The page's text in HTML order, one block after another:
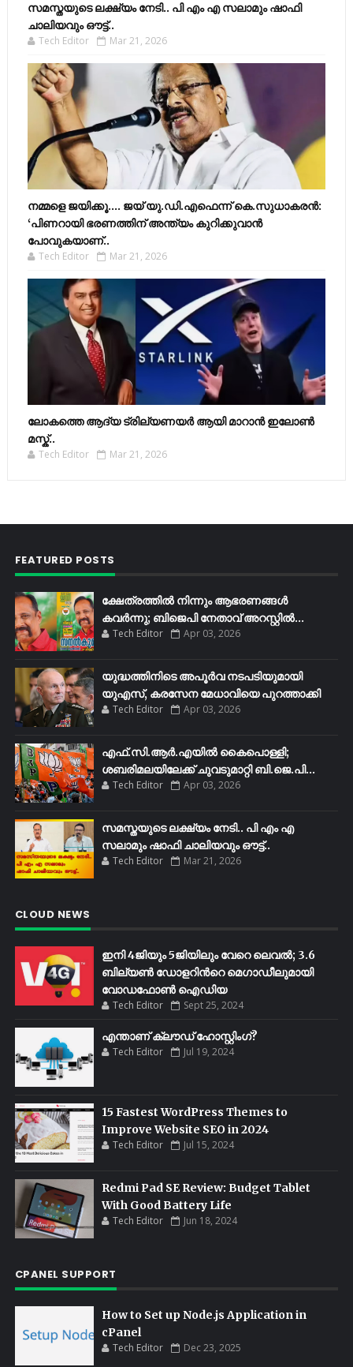
സമസ്തയുടെ ലക്ഷ്യം നേടി.. പി എം എ സലാമും ഷാഫി
ചാലിയവും ഔട്ട്..
Tech Editor Mar 21, 2026
നമ്മളെ ജയിക്കൂ.... ജയ് യു.ഡി.എഫെന്ന് കെ.സുധാകരൻ:
‘പിണറായി ഭരണത്തിന് അന്ത്യം കുറിക്കുവാൻ
പോവുകയാണ്..
Tech Editor Mar 21, 2026
ലോകത്തെ ആദ്യ ട്രില്യണയർ ആയി മാറാൻ ഇലോൺ
മസ്ക്..
Tech Editor Mar 21, 2026
FEATURED POSTS
ക്ഷേത്രത്തിൽ നിന്നും ആഭരണങ്ങൾ
കവർന്നു; ബിജെപി നേതാവ് അറസ്റ്റിൽ...
Tech Editor Apr 03, 2026
യുദ്ധത്തിനിടെ അപൂർവ നടപടിയുമായി
യുഎസ്, കരസേന മേധാവിയെ പുറത്താക്കി
Tech Editor Apr 03, 2026
എഫ്​.സി.ആർ.എയിൽ കൈപൊള്ളി;
ശബരിമലയിലേക്ക്​ ചുവടുമാറ്റി ബി.ജെ.പി...
Tech Editor Apr 03, 2026
സമസ്തയുടെ ലക്ഷ്യം നേടി.. പി എം എ
സലാമും ഷാഫി ചാലിയവും ഔട്ട്..
Tech Editor Mar 21, 2026
CLOUD NEWS
ഇനി 4ജിയും 5ജിയിലും വേറെ ലെവൽ; 3.6
ബില്യണ്‍ ഡോളറിന്‍റെ മെഗാഡീലുമായി
വോഡഫോണ്‍ ഐഡിയ
Tech Editor Sept 25, 2024
എന്താണ് ക്ലൗഡ് ഹോസ്റ്റിംഗ്?
Tech Editor Jul 19, 2024
15 Fastest WordPress Themes to
Improve Website SEO in 2024
Tech Editor Jul 15, 2024
Redmi Pad SE Review: Budget Tablet
With Good Battery Life
Tech Editor Jun 18, 2024
CPANEL SUPPORT
How to Set up Node.js Application in
cPanel
Tech Editor Dec 23, 2025